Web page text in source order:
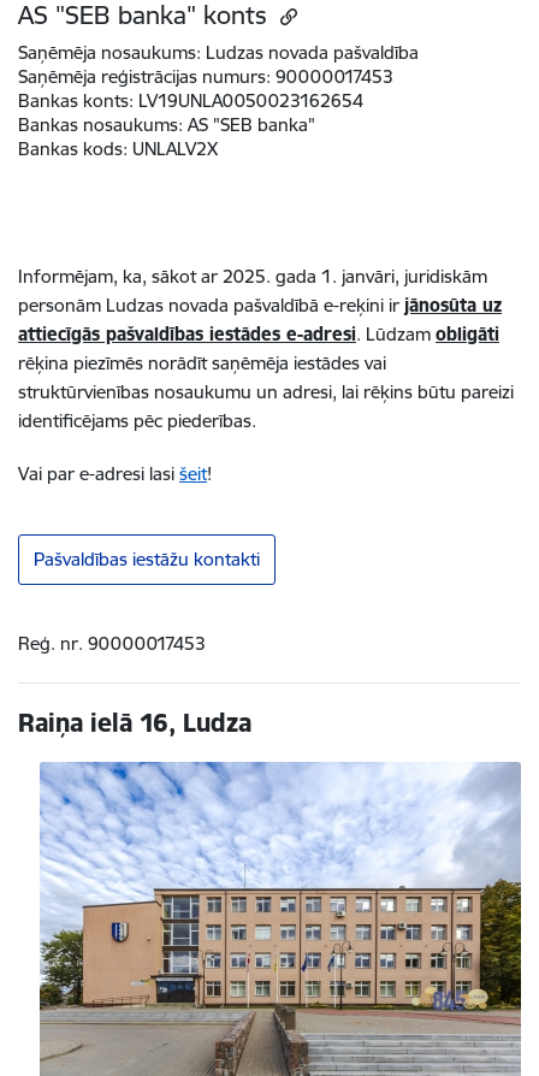
AS "SEB banka" konts
Saņēmēja nosaukums: Ludzas novada pašvaldība
Saņēmēja reģistrācijas numurs: 90000017453
Bankas konts: LV19UNLA0050023162654
Bankas nosaukums: AS "SEB banka"
Bankas kods: UNLALV2X
Informējam, ka, sākot ar 2025. gada 1. janvāri, juridiskām
personām Ludzas novada pašvaldībā e-reķini ir jānosūta uz
attiecīgās pašvaldības iestādes e-adresi. Lūdzam obligāti
rēķina piezīmēs norādīt saņēmēja iestādes vai
struktūrvienības nosaukumu un adresi, lai rēķins būtu pareizi
identificējams pēc piederības.
Vai par e-adresi lasi šeit!
Pašvaldības iestāžu kontakti
Reģ. nr. 90000017453
Raiņa ielā 16, Ludza